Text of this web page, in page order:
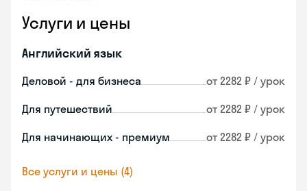
Услуги и цены
Английский язык
Деловой - для бизнеса от 2282 ₽ / урок
Для путешествий от 2282 ₽ / урок
Для начинающих - премиум от 2282 ₽ / урок
Все услуги и цены (4)